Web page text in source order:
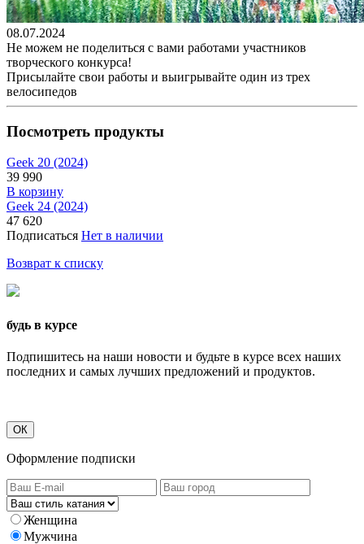
08.07.2024
Не можем не поделиться с вами работами участников
творческого конкурса!
Присылайте свои работы и выигрывайте один из трех
велосипедов
Посмотреть продукты
Geek 20 (2024)
39 990
В корзину
Geek 24 (2024)
47 620
Подписаться Нет в наличии
Возврат к списку
будь в курсе
Подпишитесь на наши новости и будьте в курсе всех наших
последних и самых лучших предложений и продуктов.
ОК
Оформление подписки
Женщина
Мужчина